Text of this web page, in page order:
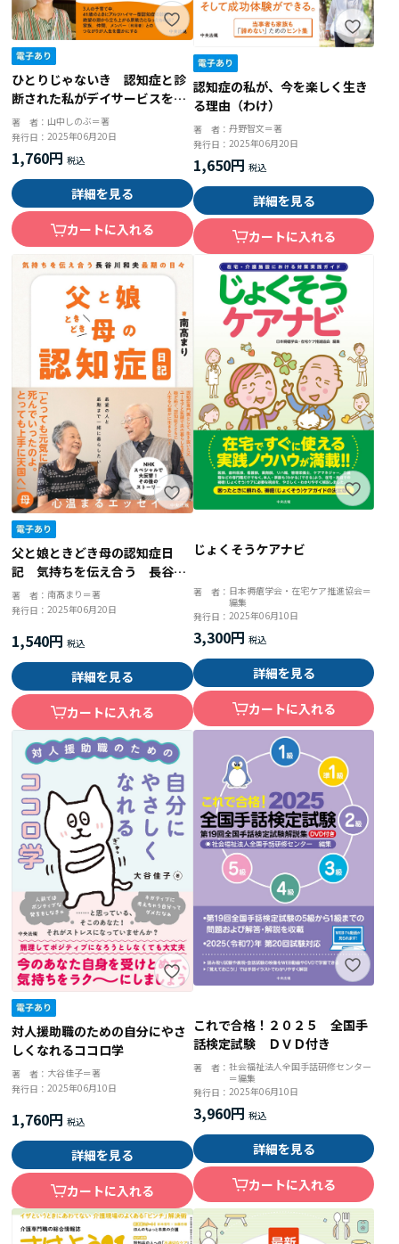
ひとりじゃないき 認知症と診
断された私がデイサービスをつ
くる理由
著 者： 山中しのぶ＝著
発行日：2025年06月20日
1,760円
詳細を見る
カートに入れる
認知症の私が、今を楽しく生き
る理由（わけ）
著 者： 丹野智文＝著
発行日： 2025年06月20日
1,650円
詳細を見る
カートに入れる
父と娘ときどき母の認知症日
記 気持ちを伝え合う 長谷川
和夫最期の日々
著 者： 南髙まり＝著
発行日：2025年06月20日
1,540円
詳細を見る
カートに入れる
じょくそうケアナビ
著 者： 日本褥瘡学会・在宅ケア推進協会＝
編集
発行日： 2025年06月10日
3,300円
詳細を見る
カートに入れる
対人援助職のための自分にやさ
しくなれるココロ学
著 者： 大谷佳子＝著
発行日：2025年06月10日
1,760円
詳細を見る
カートに入れる
これで合格！２０２５ 全国手
話検定試験 ＤＶＤ付き
著 者： 社会福祉法人全国手話研修センター
＝編集
発行日： 2025年06月10日
3,960円
詳細を見る
カートに入れる